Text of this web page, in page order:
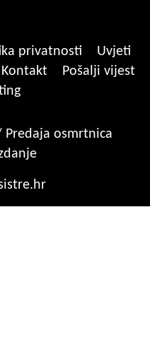
privatnosti
Uvjeti
Kontakt
Pošalji vijest
Predaja osmrtnica